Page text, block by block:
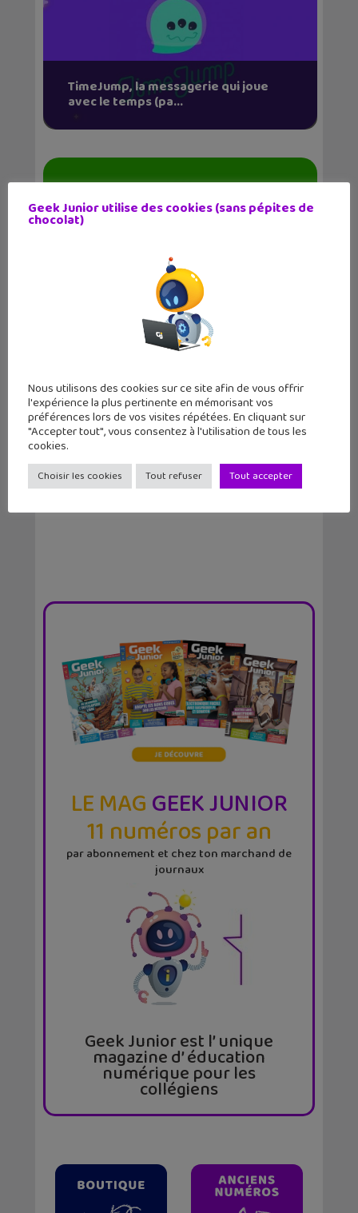
TimeJump, la messagerie qui joue
avec le temps (pa...
Comment supprimer un compte
Messenger Kids, un « cadeau »
empoisonné pour les...
LE MAGGEEK JUNIOR
11 numéros par an
par abonnement et chez ton marchand de
journaux
Geek Junior est l’ unique
magazine d’ éducation
numérique pour les
collégiens
Geek Junior utilise des cookies (sans pépites de
chocolat)
Nous utilisons des cookies sur ce site afin de vous offrir
l'expérience la plus pertinente en mémorisant vos
préférences lors de vos visites répétées. En cliquant sur
"Accepter tout", vous consentez à l'utilisation de tous les
cookies.
Choisir les cookies Tout refuser Tout accepter